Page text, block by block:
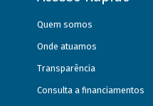
Quem somos
Onde atuamos
Transparência
Consulta a financiamentos